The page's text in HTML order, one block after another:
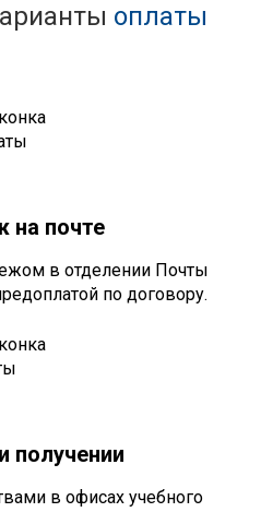
оплаты
на почте
в отделении Почты
по договору.
получении
в офисах учебного